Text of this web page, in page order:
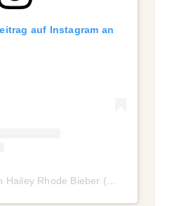
auf Instagram an